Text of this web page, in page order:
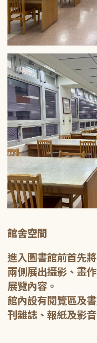
館舍空間
進入圖書館前首先
兩側展出攝影、畫
展覽內容。
館內設有閱覽區及
刊雜誌、報紙及影